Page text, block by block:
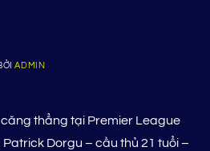
ADMIN
thẳng tại Premier League
Dorgu – cầu thủ 21 tuổi –